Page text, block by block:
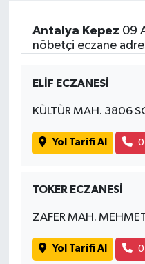
Antalya Kepez 09
nöbetçi eczane
ELİF ECZANESİ
KÜLTÜR MAH. 3806
Yol Tarifi Al
TOKER ECZANESİ
ZAFER MAH.
Yol Tarifi Al